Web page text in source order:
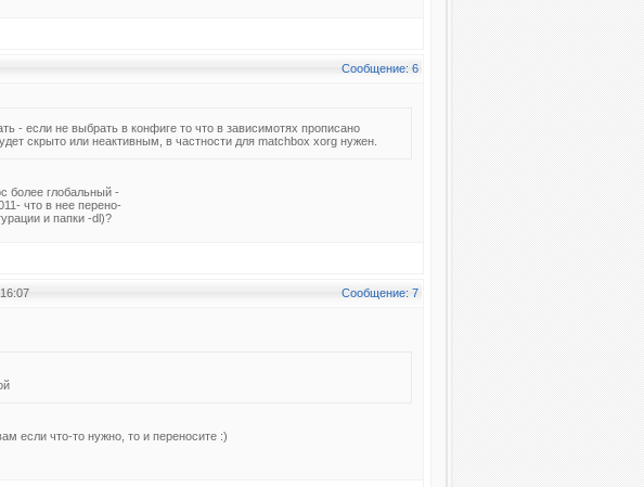
Сообщение: 6
- если не выбрать в конфиге то что в зависимотях прописано
скрыто или неактивным, в частности для matchbox xorg нужен.
более глобальный -
что в нее перено-
и папки -dl)?
Сообщение: 7
если что-то нужно, то и переносите :)